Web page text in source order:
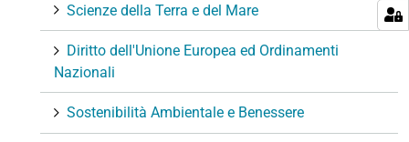
Scienze della Terra e del Mare
Diritto dell'Unione Europea ed Ordinamenti
Nazionali
Sostenibilità Ambientale e Benessere